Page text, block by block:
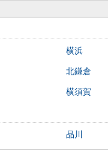
横浜
北鎌倉
横須賀
品川